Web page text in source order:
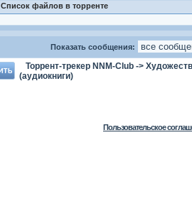
Список файлов в торренте
Показать сообщения:
Торрент-трекер NNM-Club ->
(аудиокниги)
Пользовательское